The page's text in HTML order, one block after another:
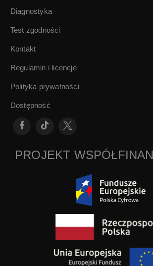
Diagnostyka
Test zgodności
Kontakt
Regulamin i licencje
Polityka prywatności
Dostępność
PROJEKT